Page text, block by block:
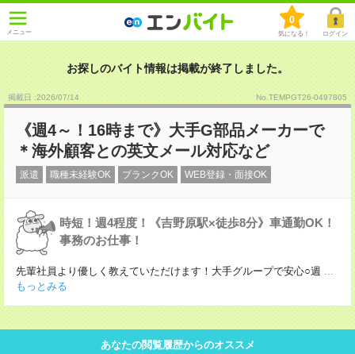
メニュー
0
気になる！ ログイン
お探しのバイト情報は掲載が終了しました。
掲載日 :2026/07/14 No.TEMPGT26-0497805
《週4～！16時まで》大手G部品メーカーで
＊海外顧客との英文メール対応など
派遣 職種未経験OK ブランクOK WEB登録・面接OK
時短！週4程度！《吉野原駅×徒歩8分》車通勤OK！
事務のお仕事！
先輩社員より優しく教えていただけます！大手グループで安心○週 ...
もっとみる
あなたの閲覧履歴からのオススメ